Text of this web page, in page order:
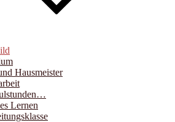
Hausmeister
Lernen